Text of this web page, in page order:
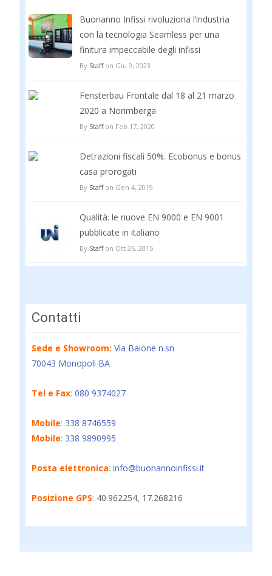
Buonanno Infissi rivoluziona l’industria
con la tecnologia Seamless per una
finitura impeccabile degli infissi
By Staffon Giu 9, 2023
Fensterbau Frontale dal 18 al 21 marzo
2020 a Norimberga
By Staffon Feb 17, 2020
Detrazioni fiscali 50%. Ecobonus e bonus
casa prorogati
By Staffon Gen 4, 2019
Qualità: le nuove EN 9000 e EN 9001
pubblicate in italiano
By Staffon Ott 26, 2015
Contatti
Sede e Showroom: Via Baione n.sn
70043 Monopoli BA
Tel e Fax: 080 9374027
Mobile: 338 8746559
Mobile: 338 9890995
Posta elettronica: info@buonannoinfissi.it
Posizione GPS: 40.962254, 17.268216